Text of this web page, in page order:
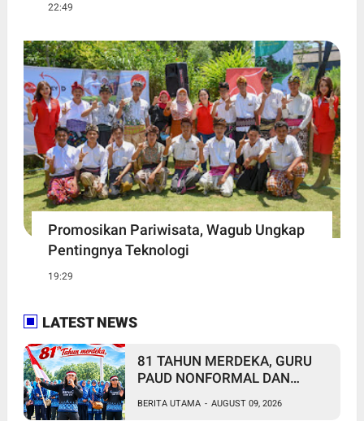
22:49
Promosikan Pariwisata, Wagub Ungkap
Pentingnya Teknologi
19:29
LATEST NEWS
81 TAHUN MERDEKA, GURU
PAUD NONFORMAL DAN
MENUNGGU KEADILAN
BERITA UTAMA - AUGUST 09, 2026